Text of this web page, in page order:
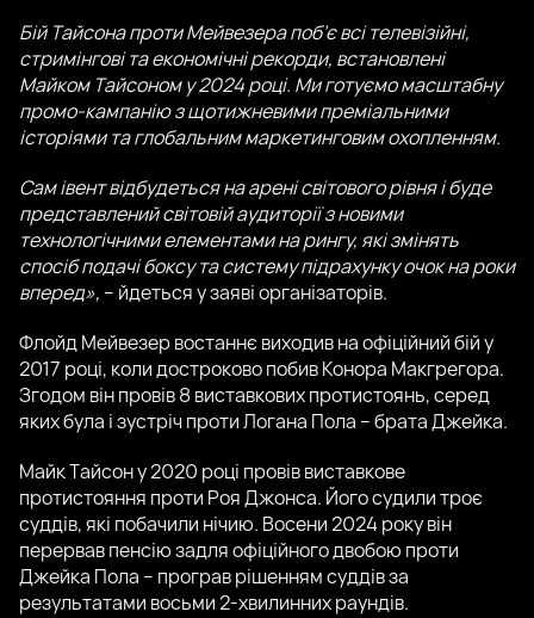
Бій Тайсона проти Мейвезера поб’є всі телевізійні,
стримінгові та економічні рекорди, встановлені
Майком Тайсоном у 2024 році. Ми готуємо масштабну
промо-кампанію з щотижневими преміальними
історіями та глобальним маркетинговим охопленням.
Сам івент відбудеться на арені світового рівня і буде
представлений світовій аудиторії з новими
технологічними елементами на рингу, які змінять
спосіб подачі боксу та систему підрахунку очок на роки
вперед», – йдеться у заяві організаторів.
Флойд Мейвезер востаннє виходив на офіційний бій у
2017 році, коли достроково побив Конора Макгрегора.
Згодом він провів 8 виставкових протистоянь, серед
яких була і зустріч проти Логана Пола – брата Джейка.
Майк Тайсон у 2020 році провів виставкове
протистояння проти Роя Джонса. Його судили троє
суддів, які побачили нічию. Восени 2024 року він
перервав пенсію задля офіційного двобою проти
Джейка Пола – програв рішенням суддів за
результатами восьми 2-хвилинних раундів.